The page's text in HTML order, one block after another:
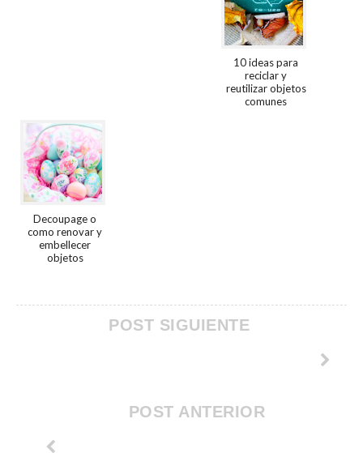
10 ideas para
reciclar y
reutilizar objetos
comunes
Decoupage o
como renovar y
embellecer
objetos
POST SIGUIENTE
POST ANTERIOR